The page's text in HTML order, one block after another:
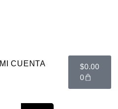
MI CUENTA $0.00
0